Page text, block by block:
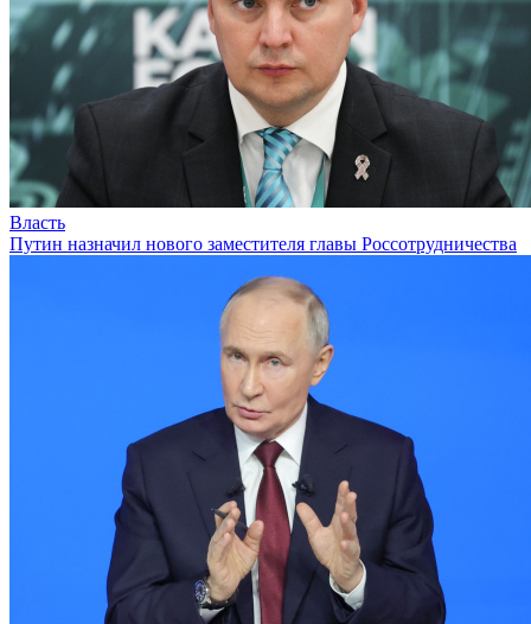
Власть
Путин назначил нового заместителя главы Россотрудничества